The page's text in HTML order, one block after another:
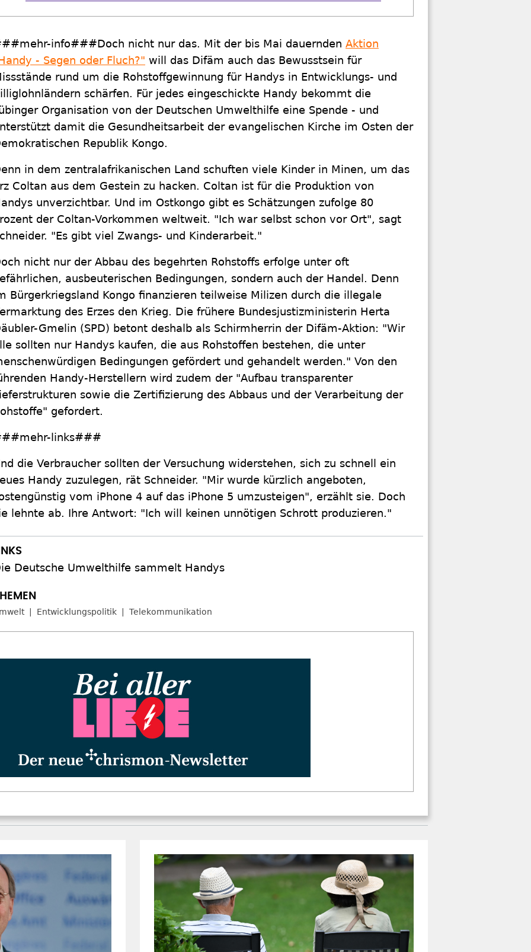
info###Doch nicht nur das. Mit der bis Mai dauernden Aktion
- Segen oder Fluch?" will das Difäm auch das Bewusstsein für
rund um die Rohstoffgewinnung für Handys in Entwicklungs- und
schärfen. Für jedes eingeschickte Handy bekommt die
Organisation von der Deutschen Umwelthilfe eine Spende - und
damit die Gesundheitsarbeit der evangelischen Kirche im Osten der
Republik Kongo.
in dem zentralafrikanischen Land schuften viele Kinder in Minen, um das
Coltan aus dem Gestein zu hacken. Coltan ist für die Produktion von
unverzichtbar. Und im Ostkongo gibt es Schätzungen zufolge 80
der Coltan-Vorkommen weltweit. "Ich war selbst schon vor Ort", sagt
"Es gibt viel Zwangs- und Kinderarbeit."
nicht nur der Abbau des begehrten Rohstoffs erfolge unter oft
ausbeuterischen Bedingungen, sondern auch der Handel. Denn
Bürgerkriegsland Kongo finanzieren teilweise Milizen durch die illegale
des Erzes den Krieg. Die frühere Bundesjustizministerin Herta
Gmelin (SPD) betont deshalb als Schirmherrin der Difäm-Aktion: "Wir
sollten nur Handys kaufen, die aus Rohstoffen bestehen, die unter
Bedingungen gefördert und gehandelt werden." Von den
Handy-Herstellern wird zudem der "Aufbau transparenter
sowie die Zertifizierung des Abbaus und der Verarbeitung der
gefordert.
links###
die Verbraucher sollten der Versuchung widerstehen, sich zu schnell ein
Handy zuzulegen, rät Schneider. "Mir wurde kürzlich angeboten,
vom iPhone 4 auf das iPhone 5 umzusteigen", erzählt sie. Doch
lehnte ab. Ihre Antwort: "Ich will keinen unnötigen Schrott produzieren."
Deutsche Umwelthilfe sammelt Handys
Entwicklungspolitik Telekommunikation